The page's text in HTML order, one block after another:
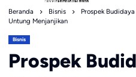
Beranda Bisnis
Prospek
Untung Menjanjikan
Bisnis
Prospek